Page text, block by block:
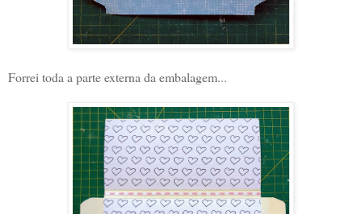
Forrei toda a parte externa da embalagem...